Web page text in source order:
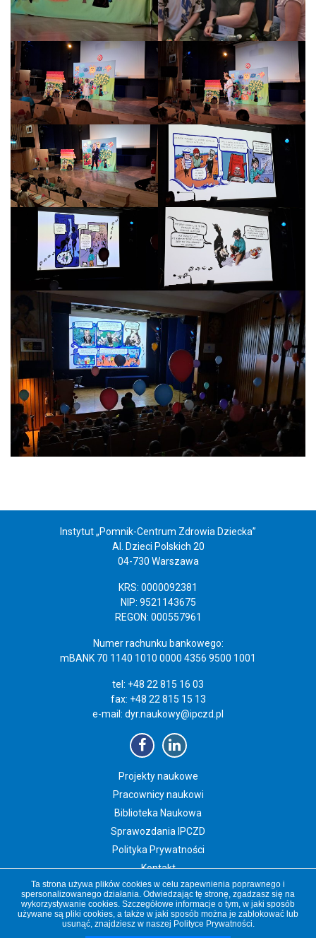
Instytut „Pomnik-Centrum Zdrowia Dziecka”
Al. Dzieci Polskich 20
04-730 Warszawa
KRS: 0000092381
NIP: 9521143675
REGON: 000557961
Numer rachunku bankowego:
mBANK 70 1140 1010 0000 4356 9500 1001
tel: +48 22 815 16 03
fax: +48 22 815 15 13
e-mail: dyr.naukowy@ipczd.pl
Projekty naukowe
Pracownicy naukowi
Biblioteka Naukowa
Sprawozdania IPCZD
Polityka Prywatności
Kontakt
Newsletter IPCZD
Copyright 2019 Instytut „Pomnik-Centrum Zdrowia Dziecka”
Ta strona używa plików cookies w celu zapewnienia poprawnego i
spersonalizowanego działania. Odwiedzając tę stronę, zgadzasz się na
wykorzystywanie cookies. Szczegółowe informacje o tym, w jaki sposób
używane są pliki cookies, a także w jaki sposób można je zablokować lub
usunąć, znajdziesz w naszej Polityce Prywatności.